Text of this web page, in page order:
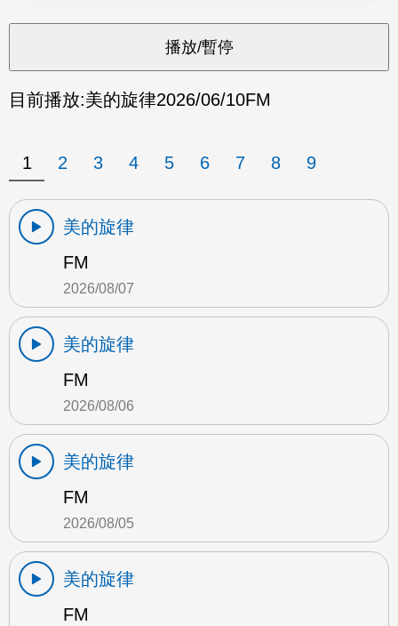
目前播放:美的旋律2026/06/10FM
1 2 3 4 5 6 7 8 9
美的旋律
FM
2026/08/07
美的旋律
FM
2026/08/06
美的旋律
FM
2026/08/05
美的旋律
FM